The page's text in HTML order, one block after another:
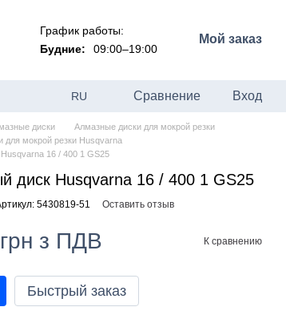
График работы:
Будние:
09:00–19:00
Мой заказ
RU Сравнение Вход
диски
Алмазные диски для мокрой резки
для мокрой резки Husqvarna
16 / 400 1 GS25
диск Husqvarna 16 / 400 1 GS25
5430819-51 Оставить отзыв
з ПДВ К сравнению
Быстрый заказ